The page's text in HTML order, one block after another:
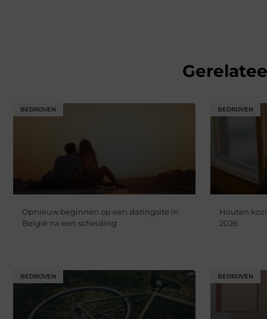
BEDRIJVEN
Opnieuw beginnen op een datingsite in
België na een scheiding
BEDRIJVEN
Houten
2026
BEDRIJVEN BEDRIJVEN